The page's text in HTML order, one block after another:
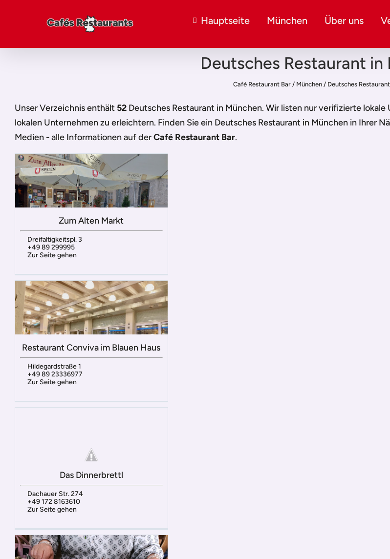
Hauptseite München Über uns
Deutsches Restaurant in
Café Restaurant Bar / München / Deutsches
Unser Verzeichnis enthält 52 Deutsches Restaurant in München. Wir listen nur verifizierte lokale
lokalen Unternehmen zu erleichtern. Finden Sie ein Deutsches Restaurant in München in Ihrer
Medien - alle Informationen auf derCafé Restaurant Bar.
Zum Alten Markt
Dreifaltigkeitspl. 3
+49 89 299995
Zur Seite gehen
Restaurant Conviva im Blauen Haus
Hildegardstraße 1
+49 89 23336977
Zur Seite gehen
Das Dinnerbrettl
Dachauer Str. 274
+49 172 8163610
Zur Seite gehen